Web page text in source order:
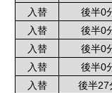
入替
後半0
入替
後半0
入替
後半0
入替
後半0
入替
後半27